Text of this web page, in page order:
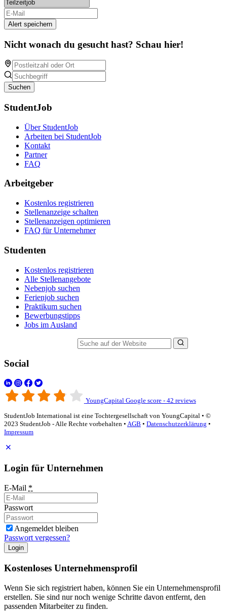
Alert speichern
Nicht wonach du gesucht hast? Schau hier!
Suchen
StudentJob
Über StudentJob
Arbeiten bei StudentJob
Kontakt
Partner
FAQ
Arbeitgeber
Kostenlos registrieren
Stellenanzeige schalten
Stellenanzeigen optimieren
FAQ für Unternehmer
Studenten
Kostenlos registrieren
Alle Stellenangebote
Nebenjob suchen
Ferienjob suchen
Praktikum suchen
Bewerbungstipps
Jobs im Ausland
Social
YoungCapital Google score - 42 reviews
StudentJob International ist eine Tochtergesellschaft von YoungCapital • ©
2023 StudentJob - Alle Rechte vorbehalten • AGB • Datenschutzerklärung •
Impressum
Login für Unternehmen
E-Mail *
Passwort
Angemeldet bleiben
Passwort vergessen?
Login
Kostenloses Unternehmensprofil
Wenn Sie sich registriert haben, können Sie ein Unternehmensprofil
erstellen. Sie sind nur noch wenige Schritte davon entfernt, den
passenden Mitarbeiter zu finden.